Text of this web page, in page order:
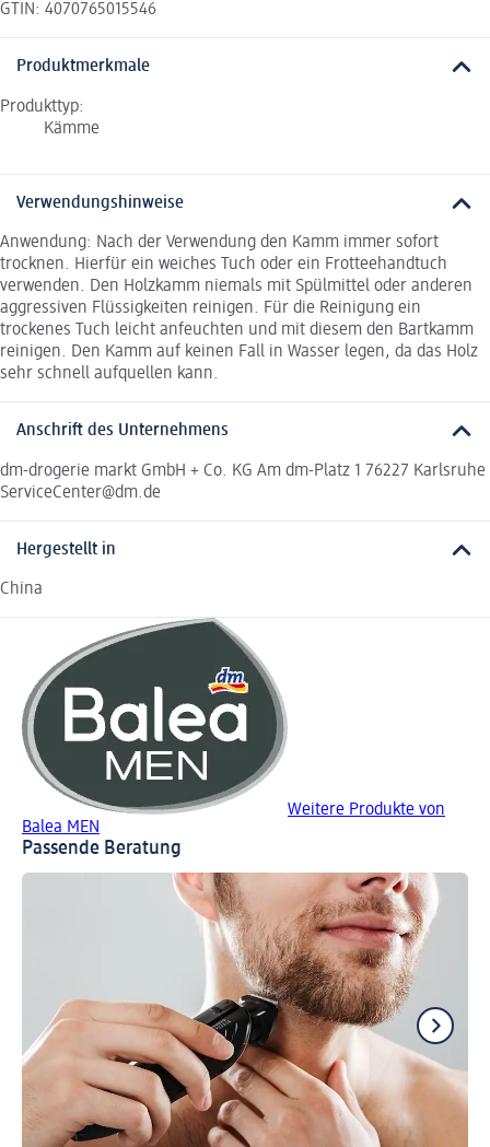
GTIN: 4070765015546
Produktmerkmale
Produkttyp:
Kämme
Verwendungshinweise
Anwendung: Nach der Verwendung den Kamm immer sofort
trocknen. Hierfür ein weiches Tuch oder ein Frotteehandtuch
verwenden. Den Holzkamm niemals mit Spülmittel oder anderen
aggressiven Flüssigkeiten reinigen. Für die Reinigung ein
trockenes Tuch leicht anfeuchten und mit diesem den Bartkamm
reinigen. Den Kamm auf keinen Fall in Wasser legen, da das Holz
sehr schnell aufquellen kann.
Anschrift des Unternehmens
dm-drogerie markt GmbH + Co. KG Am dm-Platz 1 76227 Karlsruhe
ServiceCenter@dm.de
Hergestellt in
China
Weitere Produkte von
Balea MEN
Passende Beratung